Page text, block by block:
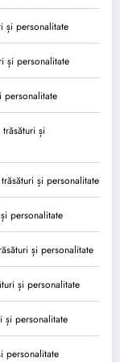
și personalitate
și personalitate
personalitate
trăsături și
și personalitate
personalitate
și personalitate
și personalitate
și personalitate
personalitate